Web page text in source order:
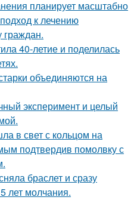
планирует масштабно
к лечению
граждан.
40-летие и поделилась
объединяются на
эксперимент и целый
в свет с кольцом на
подтвердив помолвку с
браслет и сразу
лет молчания.